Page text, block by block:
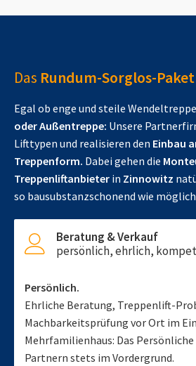
Das Rundum-Sorglos-Paket
Egal ob enge und steile
oder Außentreppe: Unsere
Lifttypen und realisieren den Einbau
Treppenform. Dabei gehen die
Treppenliftanbieter in Zinnowitz
so bausubstanzschonend wie
Beratung & Verkauf
persönlich, ehrlich,
Persönlich.
Ehrliche Beratung, Treppenlift-
Machbarkeitsprüfung vor Ort im
Mehrfamilienhaus: Das
Partnern stets im Vordergrund.